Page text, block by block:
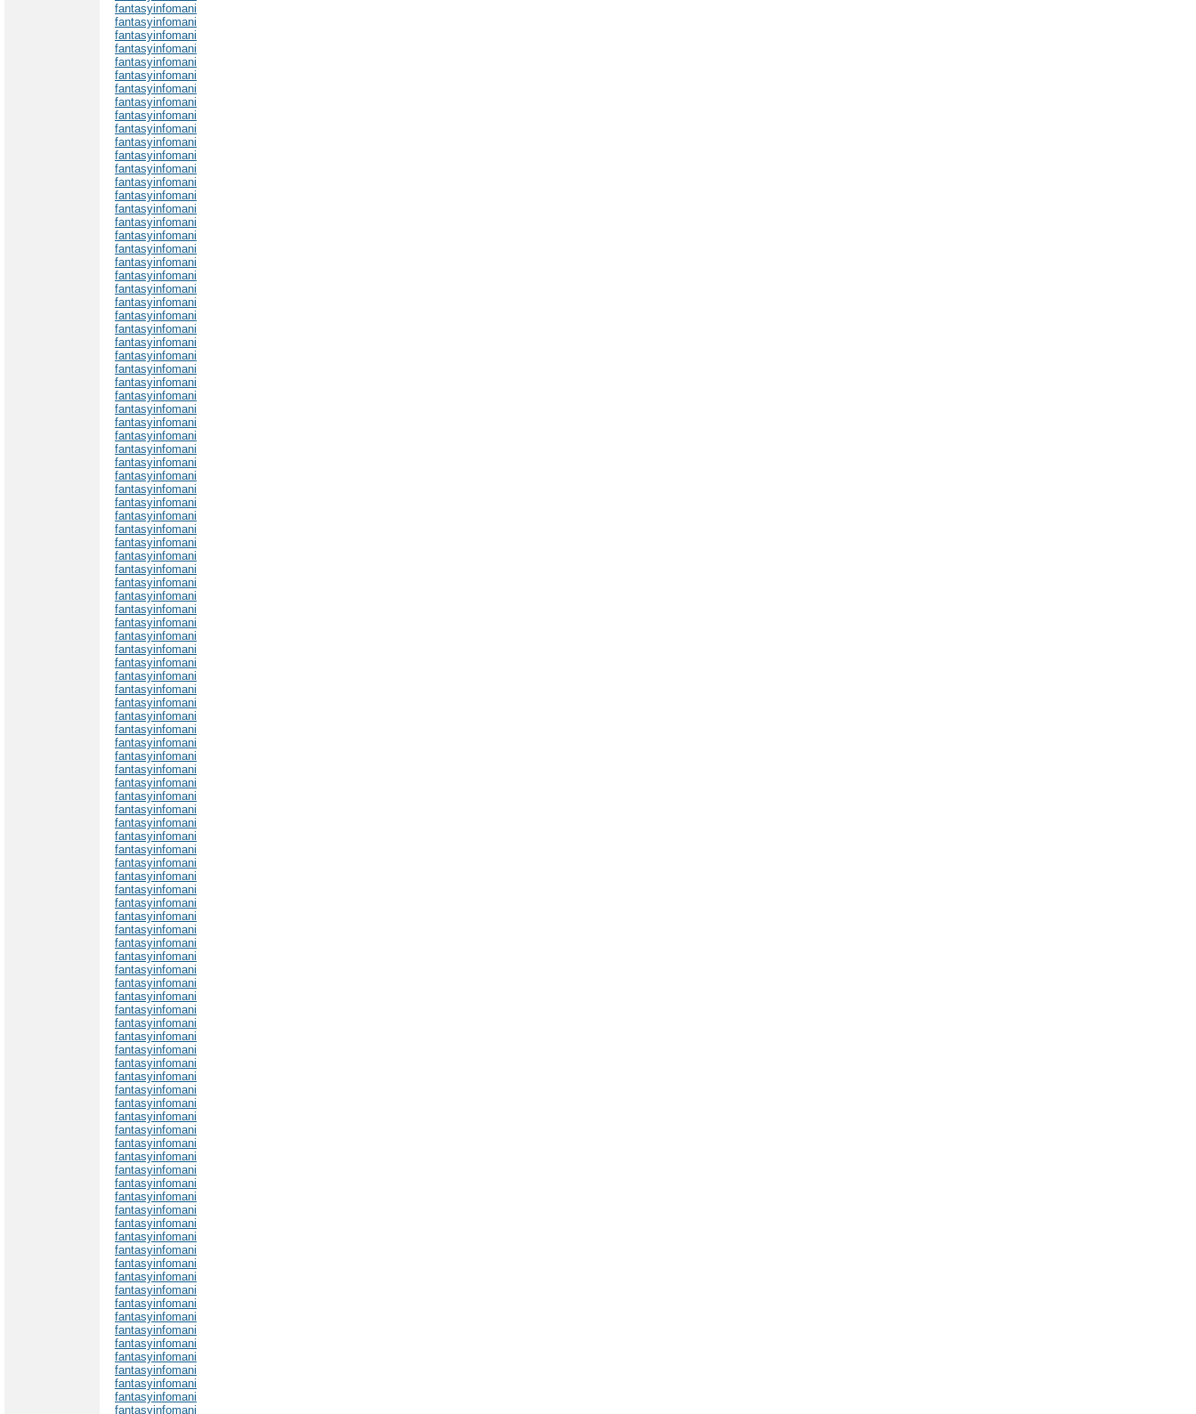
fantasyinfomani
fantasyinfomani
fantasyinfomani
fantasyinfomani
fantasyinfomani
fantasyinfomani
fantasyinfomani
fantasyinfomani
fantasyinfomani
fantasyinfomani
fantasyinfomani
fantasyinfomani
fantasyinfomani
fantasyinfomani
fantasyinfomani
fantasyinfomani
fantasyinfomani
fantasyinfomani
fantasyinfomani
fantasyinfomani
fantasyinfomani
fantasyinfomani
fantasyinfomani
fantasyinfomani
fantasyinfomani
fantasyinfomani
fantasyinfomani
fantasyinfomani
fantasyinfomani
fantasyinfomani
fantasyinfomani
fantasyinfomani
fantasyinfomani
fantasyinfomani
fantasyinfomani
fantasyinfomani
fantasyinfomani
fantasyinfomani
fantasyinfomani
fantasyinfomani
fantasyinfomani
fantasyinfomani
fantasyinfomani
fantasyinfomani
fantasyinfomani
fantasyinfomani
fantasyinfomani
fantasyinfomani
fantasyinfomani
fantasyinfomani
fantasyinfomani
fantasyinfomani
fantasyinfomani
fantasyinfomani
fantasyinfomani
fantasyinfomani
fantasyinfomani
fantasyinfomani
fantasyinfomani
fantasyinfomani
fantasyinfomani
fantasyinfomani
fantasyinfomani
fantasyinfomani
fantasyinfomani
fantasyinfomani
fantasyinfomani
fantasyinfomani
fantasyinfomani
fantasyinfomani
fantasyinfomani
fantasyinfomani
fantasyinfomani
fantasyinfomani
fantasyinfomani
fantasyinfomani
fantasyinfomani
fantasyinfomani
fantasyinfomani
fantasyinfomani
fantasyinfomani
fantasyinfomani
fantasyinfomani
fantasyinfomani
fantasyinfomani
fantasyinfomani
fantasyinfomani
fantasyinfomani
fantasyinfomani
fantasyinfomani
fantasyinfomani
fantasyinfomani
fantasyinfomani
fantasyinfomani
fantasyinfomani
fantasyinfomani
fantasyinfomani
fantasyinfomani
fantasyinfomani
fantasyinfomani
fantasyinfomani
fantasyinfomani
fantasyinfomani
fantasyinfomani
fantasyinfomani
fantasyinfomani